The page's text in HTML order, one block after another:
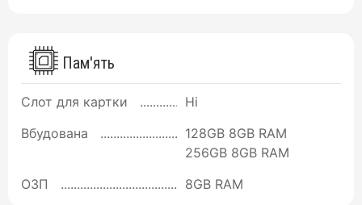
Пам'ять
Слот для картки
Ні
Вбудована
128GB 8GB RAM
256GB 8GB RAM
ОЗП
8GB RAM